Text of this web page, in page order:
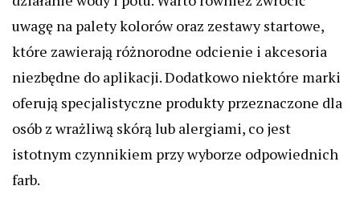
uwagę na palety kolorów oraz zestawy startowe,
które zawierają różnorodne odcienie i akcesoria
niezbędne do aplikacji. Dodatkowo niektóre marki
oferują specjalistyczne produkty przeznaczone dla
osób z wrażliwą skórą lub alergiami, co jest
istotnym czynnikiem przy wyborze odpowiednich
farb.